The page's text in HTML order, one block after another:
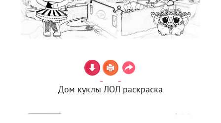
Дом куклы ЛОЛ раскраска